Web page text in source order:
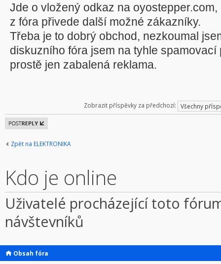
Jde o vložený odkaz na
z fóra přivede další možné zákazníky.
Třeba je to dobrý obchod, nezkoumal
diskuzního fóra jsem na tyhle
prostě jen zabalená reklama.
Zobrazit příspěvky za předchozí:
Odeslat
odpověď
Zpět na ELEKTRONIKA
Kdo je online
Uživatelé procházející toto
návštevníků
Obsah fóra